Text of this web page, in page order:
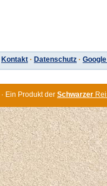
Kontakt · Datenschutz ·
· Ein Produkt der Schwarzer